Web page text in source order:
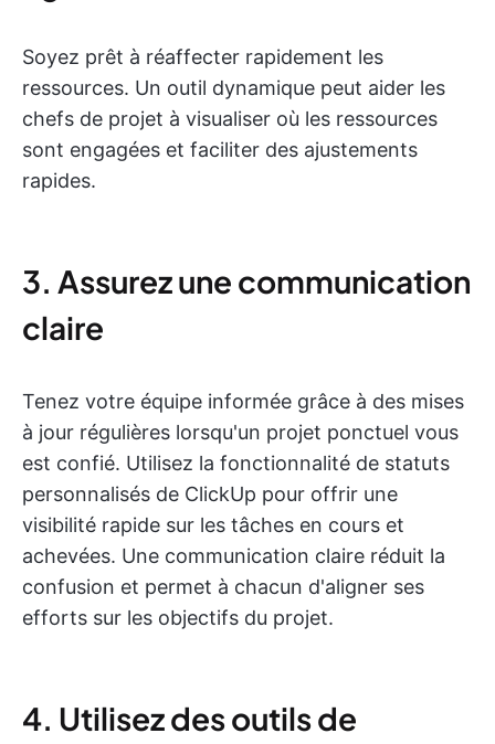
Soyez prêt à réaffecter rapidement les
ressources. Un outil dynamique peut aider les
chefs de projet à visualiser où les ressources
sont engagées et faciliter des ajustements
rapides.
3. Assurez une communication
claire
Tenez votre équipe informée grâce à des mises
à jour régulières lorsqu'un projet ponctuel vous
est confié. Utilisez la fonctionnalité de statuts
personnalisés de ClickUp pour offrir une
visibilité rapide sur les tâches en cours et
achevées. Une communication claire réduit la
confusion et permet à chacun d'aligner ses
efforts sur les objectifs du projet.
4. Utilisez des outils de